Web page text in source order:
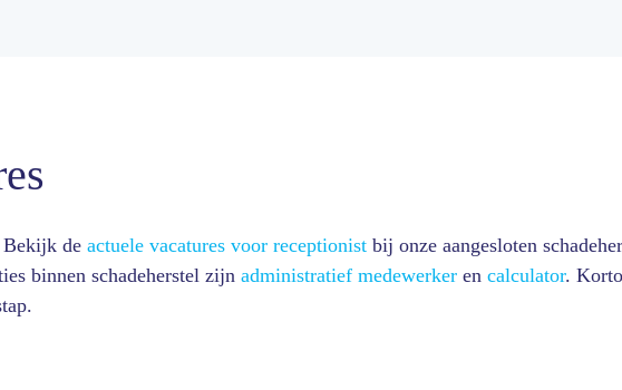
Bekijk deactuele vacatures voor receptionist bij onze aangesloten
binnen schadeherstel zijnadministratief medewerkerencalculator.